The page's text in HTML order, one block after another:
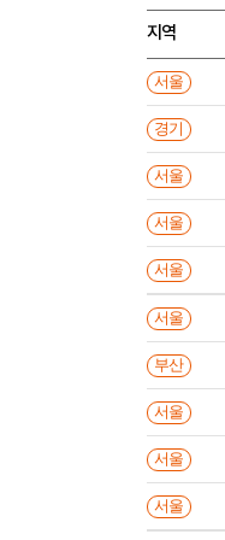
지역
서울
경기
서울
서울
서울
서울
부산
서울
서울
서울